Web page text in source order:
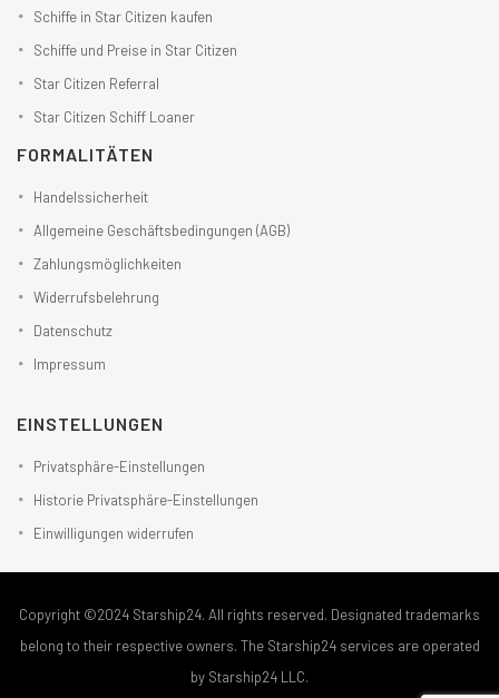
Schiffe in Star Citizen kaufen
Schiffe und Preise in Star Citizen
Star Citizen Referral
Star Citizen Schiff Loaner
FORMALITÄTEN
Handelssicherheit
Allgemeine Geschäftsbedingungen (AGB)
Zahlungsmöglichkeiten
Widerrufsbelehrung
Datenschutz
Impressum
EINSTELLUNGEN
Privatsphäre-Einstellungen
Historie Privatsphäre-Einstellungen
Einwilligungen widerrufen
Copyright ©2024 Starship24. All rights reserved. Designated trademarks
belong to their respective owners. The Starship24 services are operated
by Starship24 LLC.